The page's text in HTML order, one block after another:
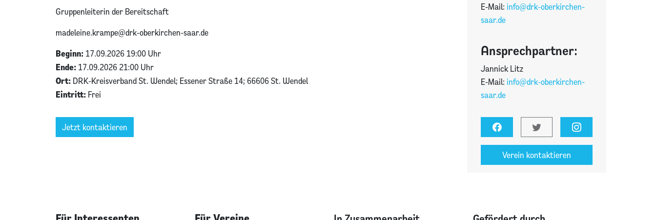
Gruppenleiterin der Bereitschaft
madeleine.krampe@drk-oberkirchen-saar.de
Beginn: 17.09.2026 19:00 Uhr
Ende: 17.09.2026 21:00 Uhr
Ort: DRK-Kreisverband St. Wendel; Essener Straße 14; 66606 St. Wendel
Eintritt: Frei
Jetzt kontaktieren
E-Mail: info@drk-oberkirchen-
saar.de
Ansprechpartner:
Jannick Litz
E-Mail: info@drk-oberkirchen-
saar.de
Verein kontaktieren